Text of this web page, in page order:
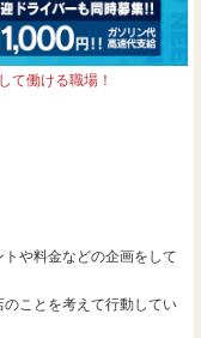
て働ける職場！
や料金などの企画をして
ことを考えて行動してい